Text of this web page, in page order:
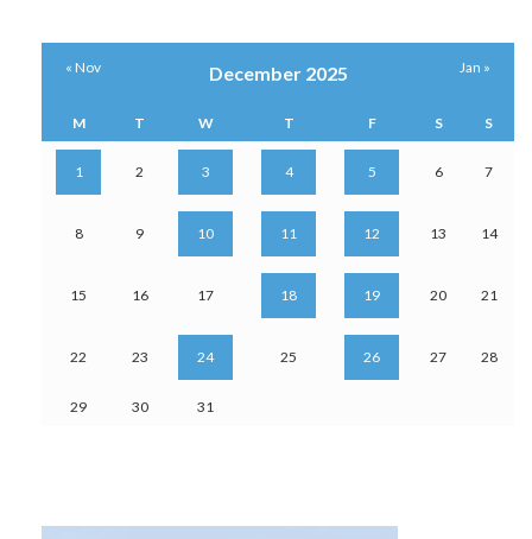
December 2025
M T W T F S S
1 2 3 4 5 6 7
8 9 10 11 12 13 14
15 16 17 18 19 20 21
22 23 24 25 26 27 28
29 30 31
« Nov Jan »